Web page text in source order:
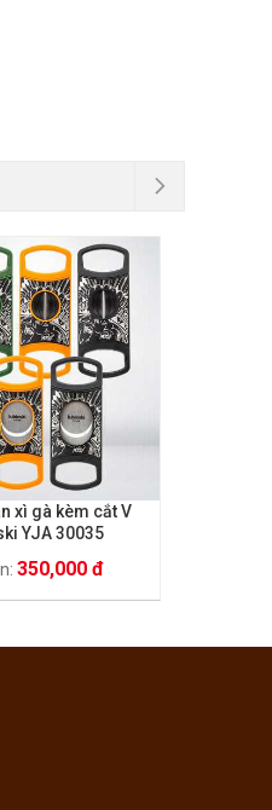
xì gà kèm cắt V
YJA 30035
350,000 đ